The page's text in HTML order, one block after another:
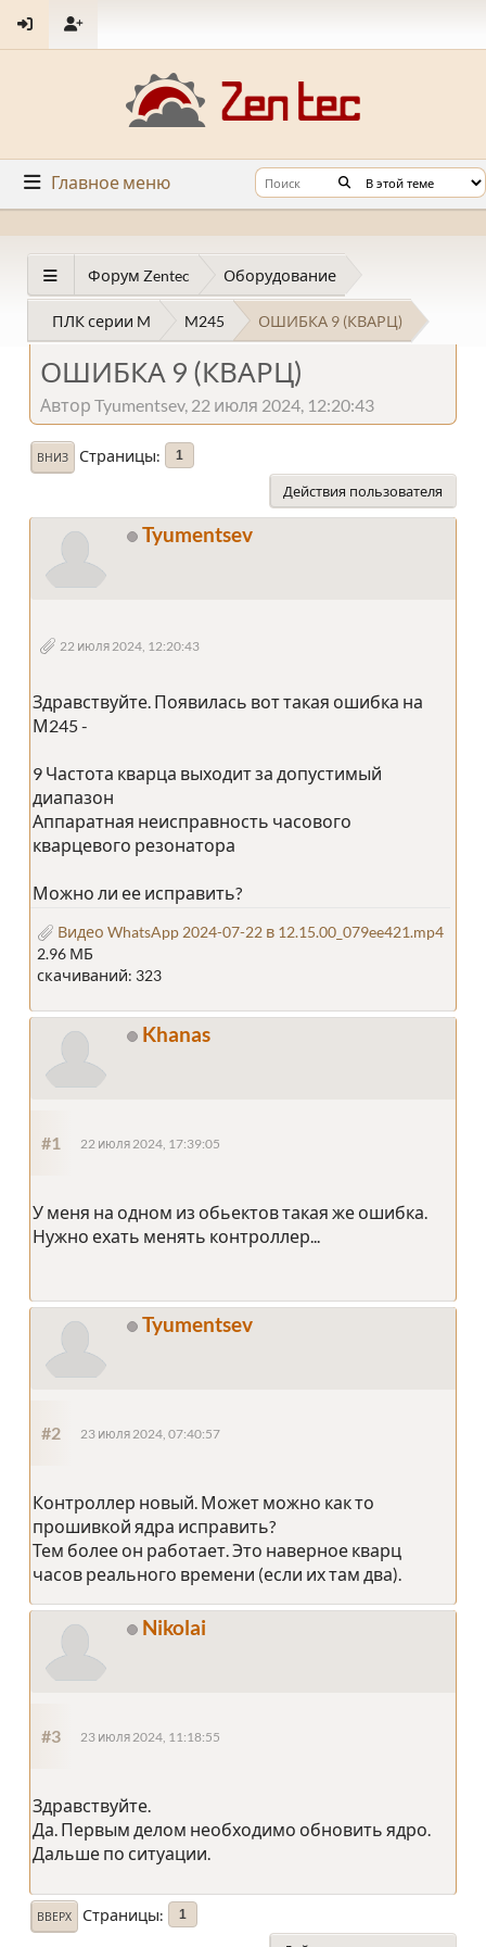
Главное меню
Форум Zentec Оборудование
ПЛК серии M M245 ОШИБКА 9 (КВАРЦ)
ОШИБКА 9 (КВАРЦ)
Автор Tyumentsev, 22 июля 2024, 12:20:43
ВНИЗ Страницы 1
Действия пользователя
Tyumentsev
22 июля 2024, 12:20:43
Здравствуйте. Появилась вот такая ошибка на
М245 -
9 Частота кварца выходит за допустимый
диапазон
Аппаратная неисправность часового
кварцевого резонатора
Можно ли ее исправить?
Видео WhatsApp 2024-07-22 в 12.15.00_079ee421.mp4
2.96 МБ
скачиваний: 323
Khanas
#1 22 июля 2024, 17:39:05
У меня на одном из обьектов такая же ошибка.
Нужно ехать менять контроллер...
Tyumentsev
#2 23 июля 2024, 07:40:57
Контроллер новый. Может можно как то
прошивкой ядра исправить?
Тем более он работает. Это наверное кварц
часов реального времени (если их там два).
Nikolai
#3 23 июля 2024, 11:18:55
Здравствуйте.
Да. Первым делом необходимо обновить ядро.
Дальше по ситуации.
ВВЕРХ Страницы 1